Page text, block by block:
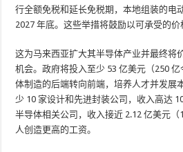
行全额免税和延长免税期，本地组装的电
2027 年底。这些举措将鼓励以可承受的价
这为马来西亚扩大其半导体产业并最终将
机会。政府将投入至少 53 亿美元（250
体制造的后端转向前端，培养人才并发展
少 10 家设计和先进封装公司，收入高达
半导体相关公司，收入接近 2.12 亿美元
人创造更高的工资。